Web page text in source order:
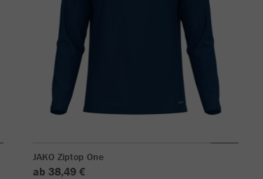
JAKO Ziptop One
ab 38,49 €